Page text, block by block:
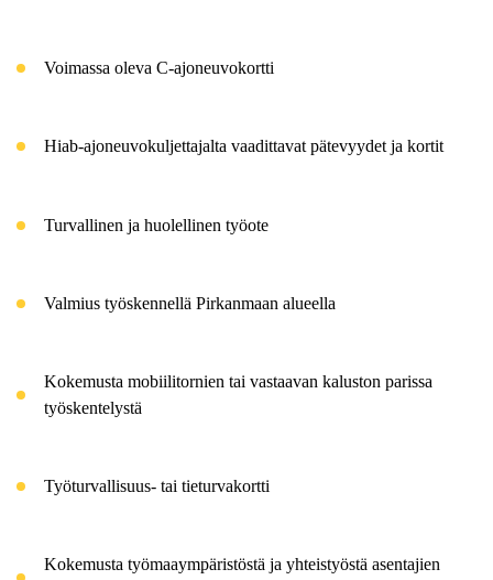
Voimassa oleva C-ajoneuvokortti
Hiab-ajoneuvokuljettajalta vaadittavat pätevyydet ja kortit
Turvallinen ja huolellinen työote
Valmius työskennellä Pirkanmaan alueella
Kokemusta mobiilitornien tai vastaavan kaluston parissa
työskentelystä
Työturvallisuus- tai tieturvakortti
Kokemusta työmaaympäristöstä ja yhteistyöstä asentajien